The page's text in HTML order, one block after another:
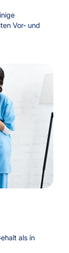
Vor- und
als in